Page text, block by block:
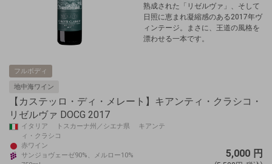
熟成された「リゼルヴァ」、そして
日照に恵まれ凝縮感のある2017年ヴ
ィンテージ。まさに、王道の風格を
漂わせる一本です。
フルボディ
地中海ワイン
【カステッロ・ディ・メレート】キアンティ・クラシコ・
リゼルヴァ DOCG 2017
イタリア トスカーナ州／シエナ県 キアンテ
ィ・クラシコ
赤ワイン
サンジョヴェーゼ90%、メルロー10%
5,000 円